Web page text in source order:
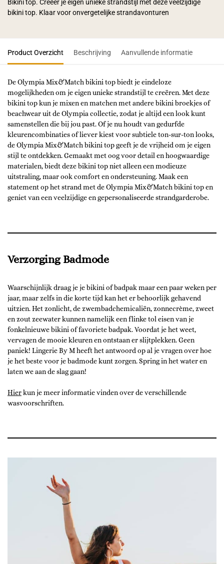
Bikini top. Creëer je eigen unieke strandstijl met deze veelzijdige
bikini top. Klaar voor onvergetelijke strandavonturen
Product Overzicht Beschrijving Aanvullende informatie
De Olympia Mix&Match bikini top biedt je eindeloze
mogelijkheden om je eigen unieke strandstijl te creëren. Met deze
bikini top kun je mixen en matchen met andere bikini broekjes of
beachwear uit de Olympia collectie, zodat je altijd een look kunt
samenstellen die bij jou past. Of je nu houdt van gedurfde
kleurencombinaties of liever kiest voor subtiele ton-sur-ton looks,
de Olympia Mix&Match bikini top geeft je de vrijheid om je eigen
stijl te ontdekken. Gemaakt met oog voor detail en hoogwaardige
materialen, biedt deze bikini top niet alleen een modieuze
uitstraling, maar ook comfort en ondersteuning. Maak een
statement op het strand met de Olympia Mix&Match bikini top en
geniet van een veelzijdige en gepersonaliseerde strandgarderobe.
Verzorging Badmode
Waarschijnlijk draag je je bikini of badpak maar een paar weken per
jaar, maar zelfs in die korte tijd kan het er behoorlijk gehavend
uitzien. Het zonlicht, de zwembadchemicaliën, zonnecrème, zweet
en zout zeewater kunnen namelijk een flinke tol eisen van je
fonkelnieuwe bikini of favoriete badpak. Voordat je het weet,
vervagen de mooie kleuren en ontstaan er slijtplekken. Geen
paniek! Lingerie By M heeft het antwoord op al je vragen over hoe
je het beste voor je badmode kunt zorgen. Spring in het water en
laten we aan de slag gaan!
Hierkun je meer informatie vinden over de verschillende
wasvoorschriften.